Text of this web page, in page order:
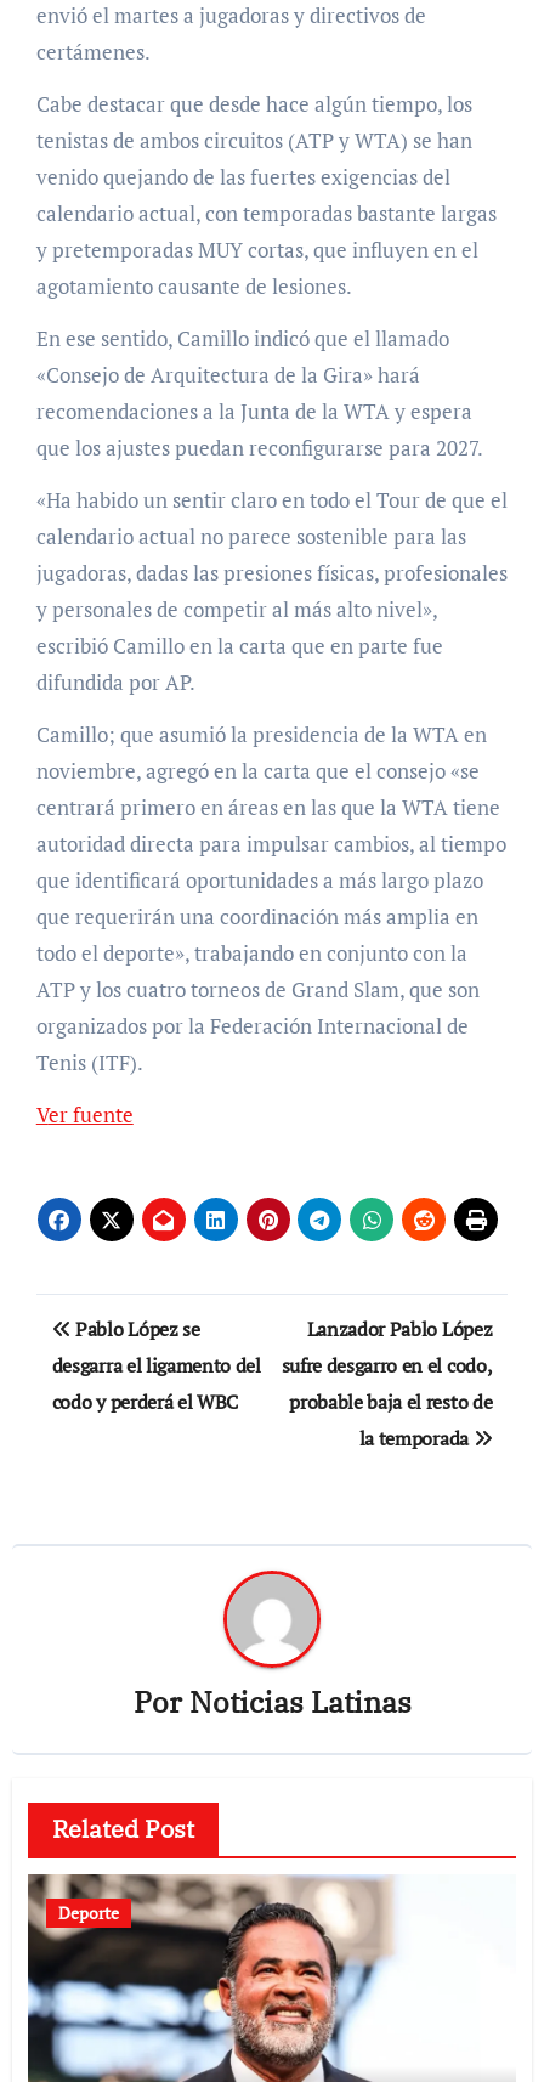
envió el martes a jugadoras y directivos de
certámenes.
Cabe destacar que desde hace algún tiempo, los
tenistas de ambos circuitos (ATP y WTA) se han
venido quejando de las fuertes exigencias del
calendario actual, con temporadas bastante largas
y pretemporadas MUY cortas, que influyen en el
agotamiento causante de lesiones.
En ese sentido, Camillo indicó que el llamado
«Consejo de Arquitectura de la Gira» hará
recomendaciones a la Junta de la WTA y espera
que los ajustes puedan reconfigurarse para 2027.
«Ha habido un sentir claro en todo el Tour de que el
calendario actual no parece sostenible para las
jugadoras, dadas las presiones físicas, profesionales
y personales de competir al más alto nivel»,
escribió Camillo en la carta que en parte fue
difundida por AP.
Camillo; que asumió la presidencia de la WTA en
noviembre, agregó en la carta que el consejo «se
centrará primero en áreas en las que la WTA tiene
autoridad directa para impulsar cambios, al tiempo
que identificará oportunidades a más largo plazo
que requerirán una coordinación más amplia en
todo el deporte», trabajando en conjunto con la
ATP y los cuatro torneos de Grand Slam, que son
organizados por la Federación Internacional de
Tenis (ITF).
Ver fuente
Navegación
de
entradas
Pablo López se
desgarra el ligamento del
codo y perderá el WBC
Lanzador Pablo López
sufre desgarro en el codo,
probable baja el resto de
la temporada
PorNoticias Latinas
Related Post
Deporte